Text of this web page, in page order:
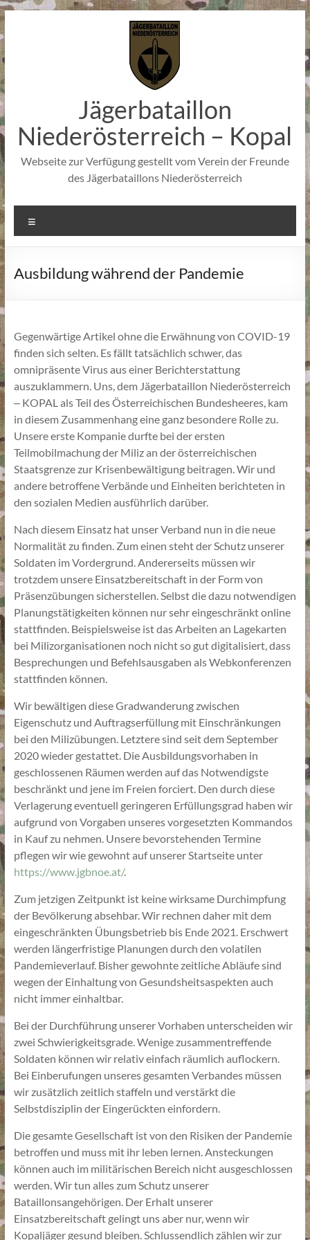
Zum
springen
Jägerbataillon
Niederösterreich – Kopal
Webseite zur Verfügung gestellt vom Verein der Freunde
des Jägerbataillons Niederösterreich
Ausbildung während der Pandemie
Gegenwärtige Artikel ohne die Erwähnung von COVID-19
finden sich selten. Es fällt tatsächlich schwer, das
omnipräsente Virus aus einer Berichterstattung
auszuklammern. Uns, dem Jägerbataillon Niederösterreich
‒ KOPAL als Teil des Österreichischen Bundesheeres, kam
in diesem Zusammenhang eine ganz besondere Rolle zu.
Unsere erste Kompanie durfte bei der ersten
Teilmobilmachung der Miliz an der österreichischen
Staatsgrenze zur Krisenbewältigung beitragen. Wir und
andere betroffene Verbände und Einheiten berichteten in
den sozialen Medien ausführlich darüber.
Nach diesem Einsatz hat unser Verband nun in die neue
Normalität zu finden. Zum einen steht der Schutz unserer
Soldaten im Vordergrund. Andererseits müssen wir
trotzdem unsere Einsatzbereitschaft in der Form von
Präsenzübungen sicherstellen. Selbst die dazu notwendigen
Planungstätigkeiten können nur sehr eingeschränkt online
stattfinden. Beispielsweise ist das Arbeiten an Lagekarten
bei Milizorganisationen noch nicht so gut digitalisiert, dass
Besprechungen und Befehlsausgaben als Webkonferenzen
stattfinden können.
Wir bewältigen diese Gradwanderung zwischen
Eigenschutz und Auftragserfüllung mit Einschränkungen
bei den Milizübungen. Letztere sind seit dem September
2020 wieder gestattet. Die Ausbildungsvorhaben in
geschlossenen Räumen werden auf das Notwendigste
beschränkt und jene im Freien forciert. Den durch diese
Verlagerung eventuell geringeren Erfüllungsgrad haben wir
aufgrund von Vorgaben unseres vorgesetzten Kommandos
in Kauf zu nehmen. Unsere bevorstehenden Termine
pflegen wir wie gewohnt auf unserer Startseite unter
https://www.jgbnoe.at/.
Zum jetzigen Zeitpunkt ist keine wirksame Durchimpfung
der Bevölkerung absehbar. Wir rechnen daher mit dem
eingeschränkten Übungsbetrieb bis Ende 2021. Erschwert
werden längerfristige Planungen durch den volatilen
Pandemieverlauf. Bisher gewohnte zeitliche Abläufe sind
wegen der Einhaltung von Gesundsheitsaspekten auch
nicht immer einhaltbar.
Bei der Durchführung unserer Vorhaben unterscheiden wir
zwei Schwierigkeitsgrade. Wenige zusammentreffende
Soldaten können wir relativ einfach räumlich auflockern.
Bei Einberufungen unseres gesamten Verbandes müssen
wir zusätzlich zeitlich staffeln und verstärkt die
Selbstdisziplin der Eingerückten einfordern.
Die gesamte Gesellschaft ist von den Risiken der Pandemie
betroffen und muss mit ihr leben lernen. Ansteckungen
können auch im militärischen Bereich nicht ausgeschlossen
werden. Wir tun alles zum Schutz unserer
Bataillonsangehörigen. Der Erhalt unserer
Einsatzbereitschaft gelingt uns aber nur, wenn wir
Kopaljäger gesund bleiben. Schlussendlich zählen wir zur